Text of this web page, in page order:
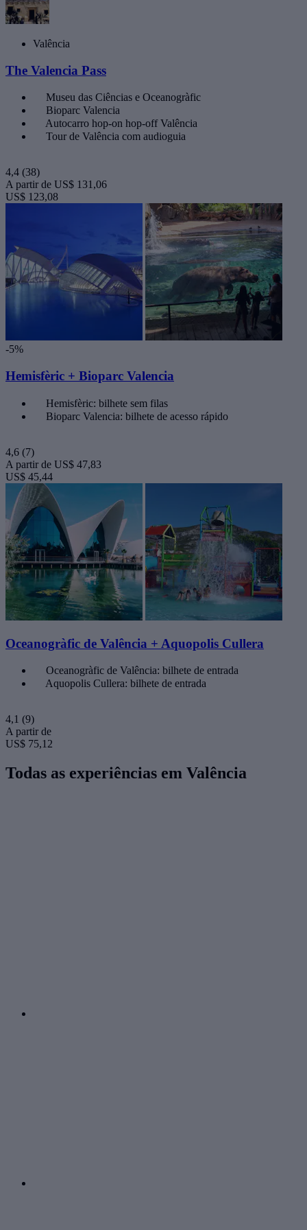
Valência
The Valencia Pass
Museu das Ciências e Oceanogràfic
Bioparc Valencia
Autocarro hop-on hop-off Valência
Tour de Valência com audioguia
4,4 (38)
A partir de US$ 131,06
US$ 123,08
-5%
Hemisfèric + Bioparc Valencia
Hemisfèric: bilhete sem filas
Bioparc Valencia: bilhete de acesso rápido
4,6 (7)
A partir de US$ 47,83
US$ 45,44
Oceanogràfic de Valência + Aquopolis Cullera
Oceanogràfic de Valência: bilhete de entrada
Aquopolis Cullera: bilhete de entrada
4,1 (9)
A partir de
US$ 75,12
Todas as experiências em Valência